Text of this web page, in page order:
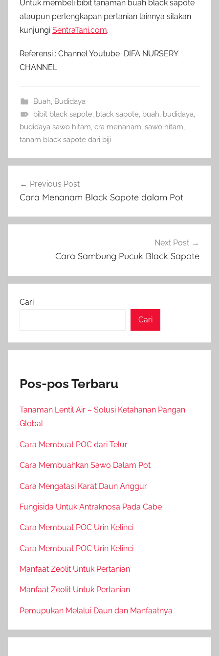
Untuk membeli bibit tanaman buah black sapote
ataupun perlengkapan pertanian lainnya silakan
kunjungi SentraTani.com.
Referensi : Channel Youtube DIFA NURSERY
CHANNEL
Buah Budidaya
bibit black sapote, black sapote, buah budidaya
budidaya sawo hitam cra menanam sawo hitam
tanam black sapote dari biji
pos
Previous Post
Cara Menanam Black Sapote dalam Pot
Next Post
Cara Sambung Pucuk Black Sapote
Cari
Cari
Pos-pos Terbaru
Tanaman Lentil Air – Solusi Ketahanan Pangan
Global
Cara Membuat POC dari Telur
Cara Membuahkan Sawo Dalam Pot
Cara Mengatasi Karat Daun Anggur
Fungisida Untuk Antraknosa Pada Cabe
Cara Membuat POC Urin Kelinci
Cara Membuat POC Urin Kelinci
Manfaat Zeolit Untuk Pertanian
Manfaat Zeolit Untuk Pertanian
Pemupukan Melalui Daun dan Manfaatnya